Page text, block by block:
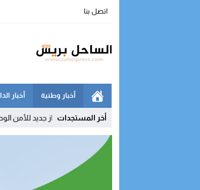
اتصل بنا
أخبار وطنية أخبار
أخر المستجدات
إنجاز جديد للأمن الوطني.. اعتماد